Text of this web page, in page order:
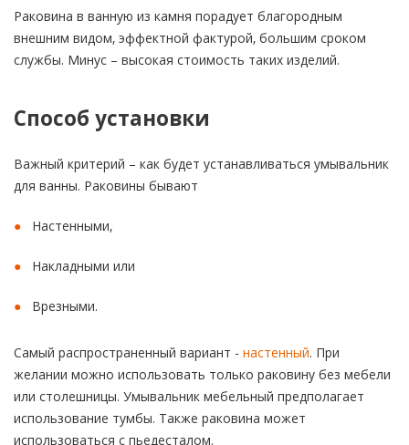
Раковина в ванную из камня порадует благородным
внешним видом, эффектной фактурой, большим сроком
службы. Минус – высокая стоимость таких изделий.
Способ установки
Важный критерий – как будет устанавливаться умывальник
для ванны. Раковины бывают
Настенными,
Накладными или
Врезными.
Самый распространенный вариант - настенный. При
желании можно использовать только раковину без мебели
или столешницы. Умывальник мебельный предполагает
использование тумбы. Также раковина может
использоваться с пьедесталом.